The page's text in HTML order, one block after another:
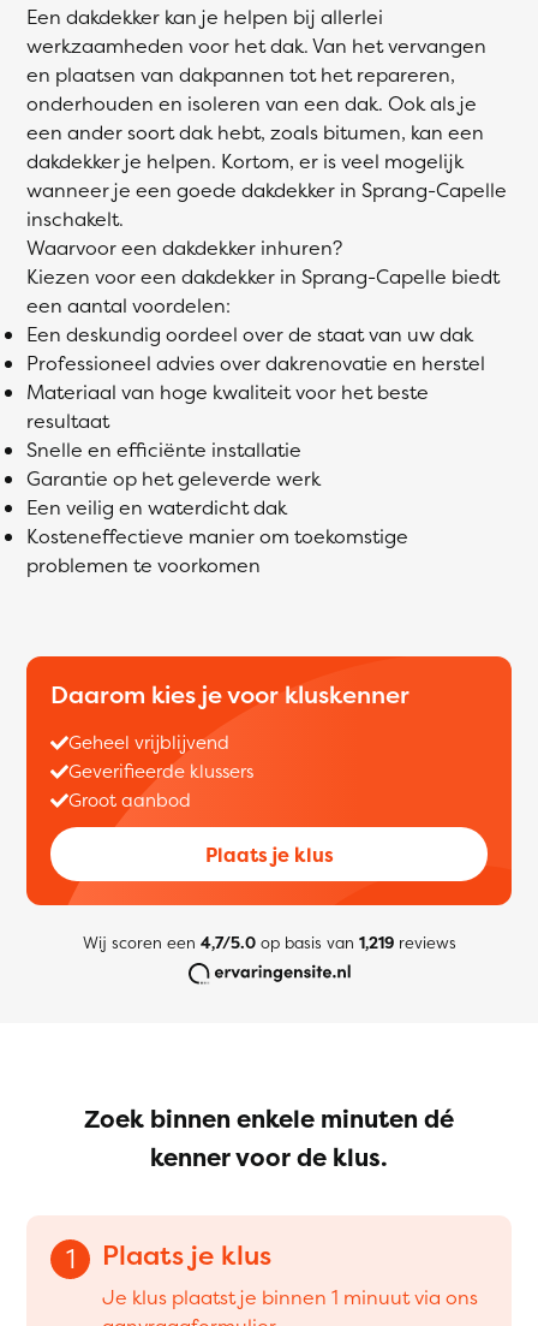
Een dakdekker kan je helpen bij allerlei
werkzaamheden voor het dak. Van het vervangen
en plaatsen van dakpannen tot het repareren,
onderhouden en isoleren van een dak. Ook als je
een ander soort dak hebt, zoals bitumen, kan een
dakdekker je helpen. Kortom, er is veel mogelijk
wanneer je een goede dakdekker in Sprang-Capelle
inschakelt.
Waarvoor een dakdekker inhuren?
Kiezen voor een dakdekker in Sprang-Capelle biedt
een aantal voordelen:
Een deskundig oordeel over de staat van uw dak
Professioneel advies over dakrenovatie en herstel
Materiaal van hoge kwaliteit voor het beste
resultaat
Snelle en efficiënte installatie
Garantie op het geleverde werk
Een veilig en waterdicht dak
Kosteneffectieve manier om toekomstige
problemen te voorkomen
Daarom kies je voor kluskenner
Geheel vrijblijvend
Geverifieerde klussers
Groot aanbod
Plaats je klus
Wij scoren een 4,7/5.0op basis van 1,219reviews
Zoek binnen enkele minuten dé
kenner voor de klus.
1 Plaats je klus
Je klus plaatst je binnen 1 minuut via ons